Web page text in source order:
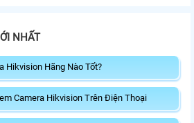
NHẤT
Hikvision Hãng Nào Tốt?
Camera Hikvision Trên Điện Thoại